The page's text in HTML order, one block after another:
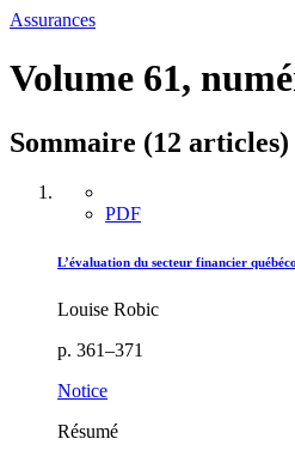
Assurances
Volume 61,
Sommaire (12 articles)
PDF
L’évaluation du secteur financier
Louise Robic
p. 361–371
Notice
Résumé